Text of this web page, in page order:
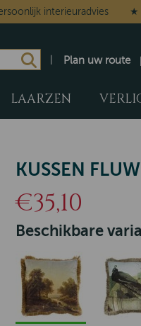
interieuradvies ★
Plan uw route
LAARZEN
KUSSEN
€35,10
Beschikbare